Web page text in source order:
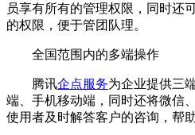
员享有所有的管理权限，同时还
的权限，便于管团队理。
全国范围内的多端操作
腾讯企点服务为企业提供三
端、手机移动端，同时还将微信
使用者及时解答客户的咨询，帮